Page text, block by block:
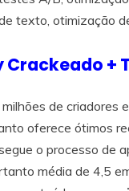
texto, otimização
Crackeado +
de criadores
oferece ótimos
o processo de
média de 4,5